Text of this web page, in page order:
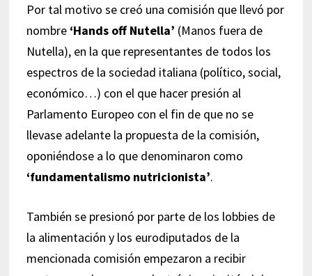
Por tal motivo se creó una comisión que llevó por
nombre ‘Hands off Nutella’ (Manos fuera de
Nutella), en la que representantes de todos los
espectros de la sociedad italiana (político, social,
económico…) con el que hacer presión al
Parlamento Europeo con el fin de que no se
llevase adelante la propuesta de la comisión,
oponiéndose a lo que denominaron como
‘fundamentalismo nutricionista’.
También se presionó por parte de los lobbies de
la alimentación y los eurodiputados de la
mencionada comisión empezaron a recibir